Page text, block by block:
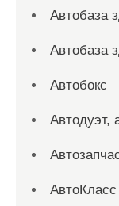
Автобаза
Автобаза
Автобокс
Автодуэт,
АвтоКласс